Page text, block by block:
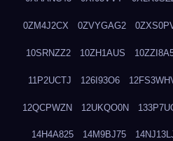
0ZM4J2CX 0ZVYGAG2
10SRNZZ2 10ZH1AUS
11P2UCTJ 126I93O6
12QCPWZN 12UKQO0N
14H4A825 14M9BJ75